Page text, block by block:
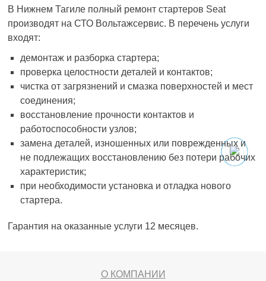
В Нижнем Тагиле полный ремонт стартеров Seat
производят на СТО Вольтажсервис. В перечень услуги
входят:
демонтаж и разборка стартера;
проверка целостности деталей и контактов;
чистка от загрязнений и смазка поверхностей и мест
соединения;
восстановление прочности контактов и
работоспособности узлов;
замена деталей, изношенных или поврежденных и
не подлежащих восстановлению без потери рабочих
характеристик;
при необходимости установка и отладка нового
стартера.
Гарантия на оказанные услуги 12 месяцев.
О КОМПАНИИ